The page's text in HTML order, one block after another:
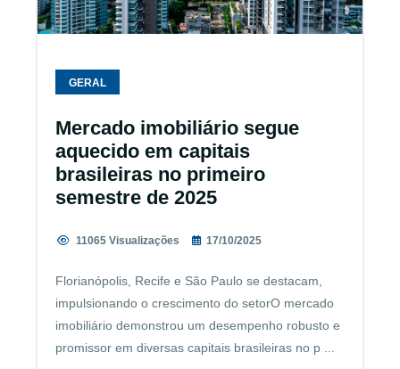
GERAL
Mercado imobiliário segue
aquecido em capitais
brasileiras no primeiro
semestre de 2025
11065 Visualizações 17/10/2025
Florianópolis, Recife e São Paulo se destacam,
impulsionando o crescimento do setorO mercado
imobiliário demonstrou um desempenho robusto e
promissor em diversas capitais brasileiras no p ...